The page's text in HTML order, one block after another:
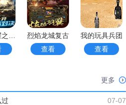
升自己的能力。
烈焰龙城复古
查看
我的玩具兵团
查看
更多
07-07